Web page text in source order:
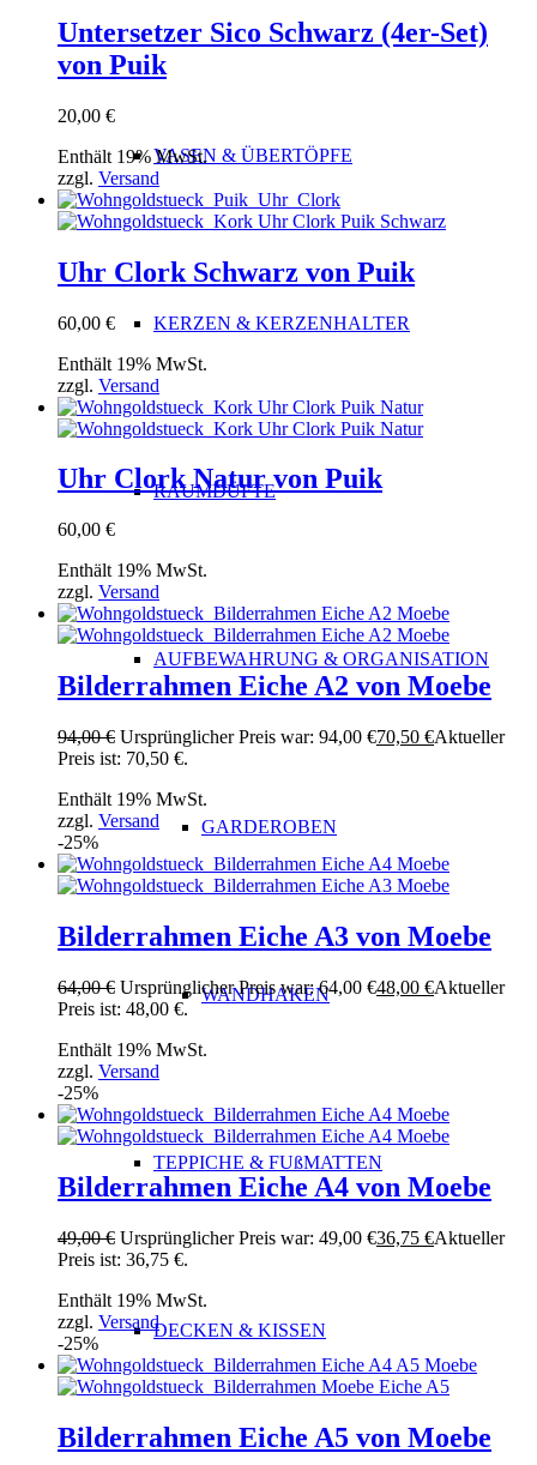
VASEN & ÜBERTÖPFE
KERZEN & KERZENHALTER
RAUMDÜFTE
AUFBEWAHRUNG & ORGANISATION
GARDEROBEN
WANDHAKEN
TEPPICHE & FUßMATTEN
DECKEN & KISSEN
Untersetzer Sico Schwarz (4er-Set)
von Puik
20,00 €
Enthält 19% MwSt.
zzgl. Versand
Uhr Clork Schwarz von Puik
60,00 €
Enthält 19% MwSt.
zzgl. Versand
Uhr Clork Natur von Puik
60,00 €
Enthält 19% MwSt.
zzgl. Versand
Bilderrahmen Eiche A2 von Moebe
94,00€ Ursprünglicher Preis war: 94,00 €70,50 €Aktueller
Preis ist: 70,50 €.
Enthält 19% MwSt.
zzgl. Versand
-25%
Bilderrahmen Eiche A3 von Moebe
64,00€ Ursprünglicher Preis war: 64,00 €48,00 €Aktueller
Preis ist: 48,00 €.
Enthält 19% MwSt.
zzgl. Versand
-25%
Bilderrahmen Eiche A4 von Moebe
49,00€ Ursprünglicher Preis war: 49,00 €36,75 €Aktueller
Preis ist: 36,75 €.
Enthält 19% MwSt.
zzgl. Versand
-25%
Bilderrahmen Eiche A5 von Moebe